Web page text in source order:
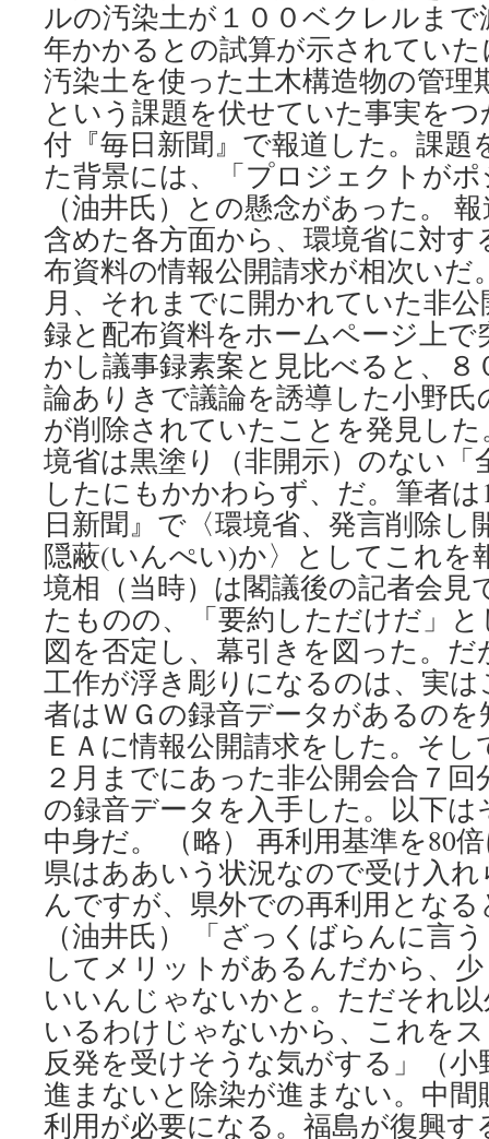
ルの汚染土が１００ベクレルま
年かかるとの試算が示されてい
汚染土を使った土木構造物の管理
という課題を伏せていた事実をつ
付『毎日新聞』で報道した。課題
た背景には、「プロジェクトが
（油井氏）との懸念があった。
含めた各方面から、環境省に対す
布資料の情報公開請求が相次いだ
月、それまでに開かれていた非
録と配布資料をホームページ上で
かし議事録素案と見比べると、
論ありきで議論を誘導した小野
が削除されていたことを発見し
境省は黒塗り（非開示）のない「
したにもかかわらず、だ。筆者
日新聞』で〈環境省、発言削除
隠蔽(いんぺい)か〉としてこれを
境相（当時）は閣議後の記者会見
たものの、「要約しただけだ」
図を否定し、幕引きを図った。
工作が浮き彫りになるのは、実
者はＷＧの録音データがあるの
ＥＡに情報公開請求をした。そし
２月までにあった非公開会合７回
の録音データを入手した。以下
中身だ。 （略） 再利用基準を80
県はああいう状況なので受け入
んですが、県外での再利用とな
（油井氏） 「ざっくばらんに言
してメリットがあるんだから、
いいんじゃないかと。ただそれ
いるわけじゃないから、これを
反発を受けそうな気がする」（
進まないと除染が進まない。中
利用が必要になる。福島が復興